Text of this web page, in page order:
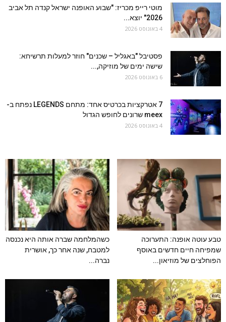
מוטי רייפ מכריז: "שבוע האופנה ישראל קנדה תל אביב
2026" יוצא...
4 באוגוסט 2026
פסטיבל "באגליל – שכנים" חוזר למעלות תרשיחא:
שישה ימים של מוזיקה,...
6 באוגוסט 2026
7 אטרקציות בכרטיס אחד: מתחם LEGENDS נפתח ב-
meex שרונים לחופש הגדול
4 באוגוסט 2026
טבע עוטה אופנה: התערוכה
שמפיחה חיים חדשים באוסף
הפוחלצים של מוזיאון...
כשהמלחמה שברה אותה היא נכנסה
למטבח, שנה אחר כך, אושרית
נברה...